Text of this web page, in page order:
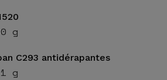
g
C293 antidérapantes
g